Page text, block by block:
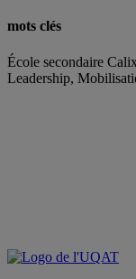
mots clés
École secondaire
Leadership,